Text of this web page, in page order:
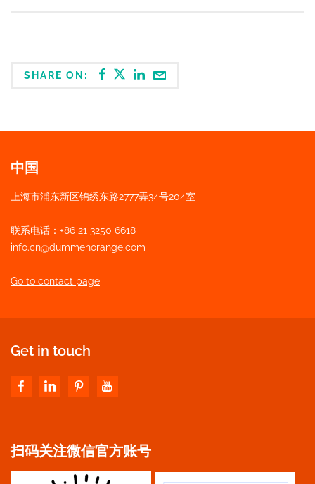
SHARE ON:
中国
上海市浦东新区锦绣东路2777弄34号204室
联系电话：+86 21 3250 6618
info.cn@dummenorange.com
Go to contact page
Get in touch
扫码关注微信官方账号